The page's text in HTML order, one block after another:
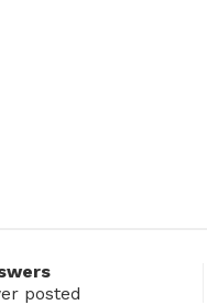
posted